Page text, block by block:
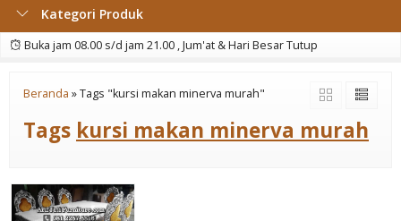
Kategori Produk
Buka jam 08.00 s/d jam 21.00 , Jum'at & Hari Besar Tutup
Beranda »Tags "kursi makan minerva murah"
Tags kursi makan minerva murah